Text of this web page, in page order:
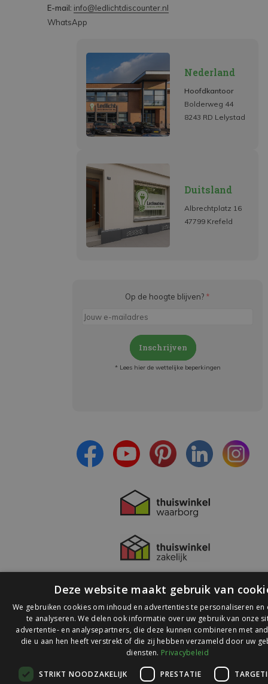
E-mail: info@ledlichtdiscounter.nl
WhatsApp
Nederland
Hoofdkantoor
Bolderweg 44
8243 RD Lelystad
Duitsland
Albrechtplatz 16
47799 Krefeld
Op de hoogte blijven? *
Inschrijven
* Lees hier de wettelijke beperkingen
© 2026 Ledlichtdiscounter.nl
Deze website maakt gebruik van
We gebruiken cookies om inhoud en advertenties te personaliseren en
te analyseren. We delen ook informatie over uw gebruik van onze
advertentie- en analysepartners, die deze kunnen combineren met
die u aan hen heeft verstrekt of die zij hebben verzameld door uw
diensten. Privacybeleid
STRIKT NOODZAKELIJK PRESTATIE